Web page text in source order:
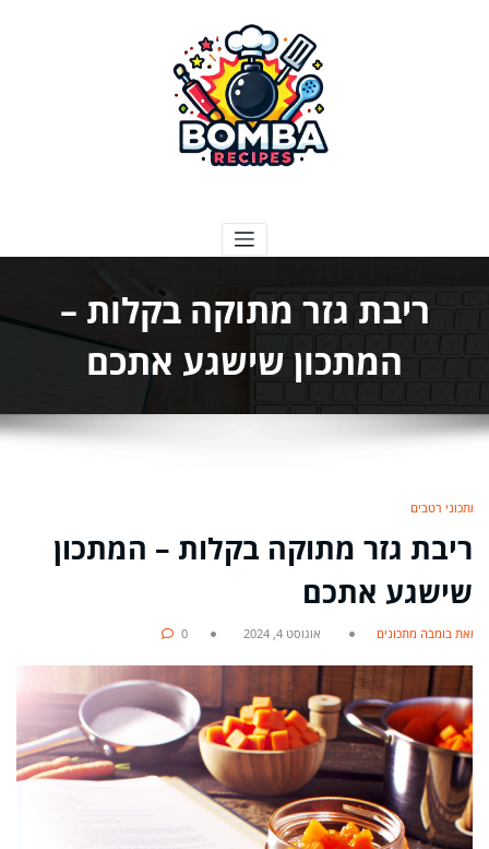
ריבת גזר מתוקה בקלות –
המתכון שישגע אתכם
מתכוני רטבים
ריבת גזר מתוקה בקלות – המתכון
שישגע אתכם
מאת בומבה מתכונים אוגוסט 4, 2024 0